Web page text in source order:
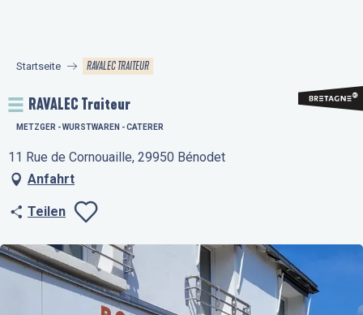
principal
Startseite RAVALEC TRAITEUR
RAVALEC Traiteur
METZGER - WURSTWAREN - CATERER
11 Rue de Cornouaille, 29950 Bénodet
Anfahrt
Teilen
Ajouter aux